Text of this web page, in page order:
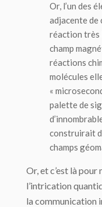
Or, l’un des
adjacente
réaction très
champ
réactions
molécules
«
palette de
construirait
champs
Or, et c’est là
l’intrication
la communication